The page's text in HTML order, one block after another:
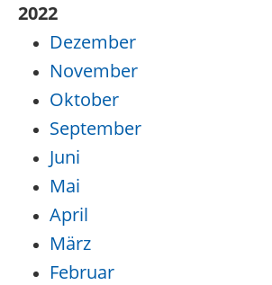
2022
Dezember
November
Oktober
September
Juni
Mai
April
März
Februar